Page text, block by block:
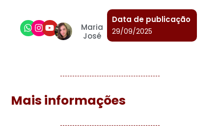
Maria
José
Data de publicação
29/09/2025
Mais informações